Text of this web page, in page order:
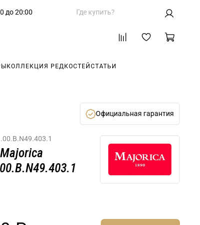
до 20:00 Где купить?
КОЛЛЕКЦИЯ РЕДКОСТЕЙ СТАТЬИ
Официальная гарантия